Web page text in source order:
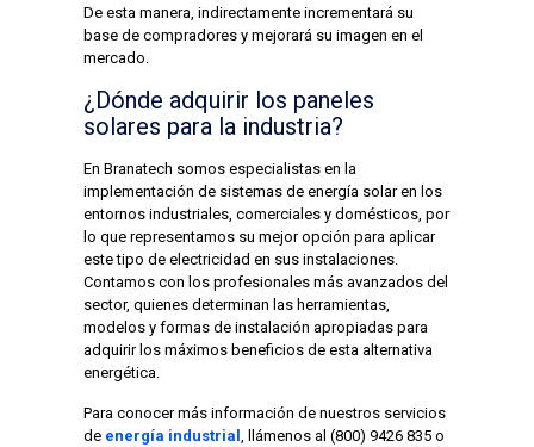
De esta manera, indirectamente incrementará su
base de compradores y mejorará su imagen en el
mercado.
¿Dónde adquirir los paneles
solares para la industria?
En Branatech somos especialistas en la
implementación de sistemas de energía solar en los
entornos industriales, comerciales y domésticos, por
lo que representamos su mejor opción para aplicar
este tipo de electricidad en sus instalaciones.
Contamos con los profesionales más avanzados del
sector, quienes determinan las herramientas,
modelos y formas de instalación apropiadas para
adquirir los máximos beneficios de esta alternativa
energética.
Para conocer más información de nuestros servicios
de energía industrial , llámenos al (800) 9426 835 o